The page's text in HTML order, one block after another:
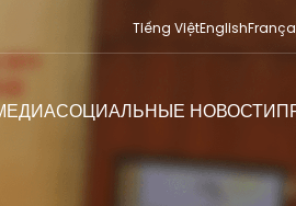
Tiếng ViệtEnglish
СОЦИАЛЬНЫЕ НОВОСТИ